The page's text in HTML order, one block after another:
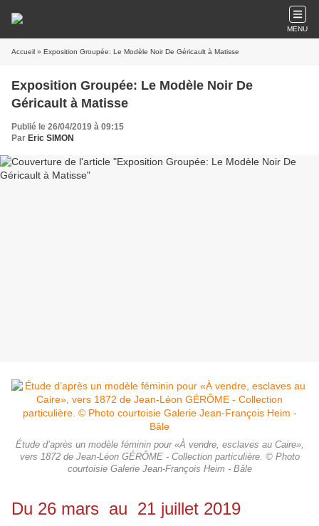
MENU
Accueil » Exposition Groupée: Le Modèle Noir De Géricault à Matisse
Exposition Groupée: Le Modèle Noir De
Géricault à Matisse
Publié le 26/04/2019 à 09:15
Par Eric SIMON
Étude d’après un modèle féminin pour «À vendre, esclaves au Caire»,
vers 1872 de Jean-Léon GÉRÔME - Collection particulière. © Photo
courtoisie Galerie Jean-François Heim - Bâle
Du 26 mars au 21 juillet 2019